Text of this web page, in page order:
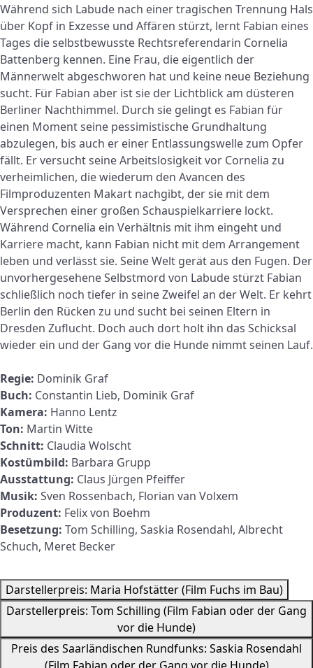
Während sich Labude nach einer tragischen Trennung Hals
über Kopf in Exzesse und Affären stürzt, lernt Fabian eines
Tages die selbstbewusste Rechtsreferendarin Cornelia
Battenberg kennen. Eine Frau, die eigentlich der
Männerwelt abgeschworen hat und keine neue Beziehung
sucht. Für Fabian aber ist sie der Lichtblick am düsteren
Berliner Nachthimmel. Durch sie gelingt es Fabian für
einen Moment seine pessimistische Grundhaltung
abzulegen, bis auch er einer Entlassungswelle zum Opfer
fällt. Er versucht seine Arbeitslosigkeit vor Cornelia zu
verheimlichen, die wiederum den Avancen des
Filmproduzenten Makart nachgibt, der sie mit dem
Versprechen einer großen Schauspielkarriere lockt.
Während Cornelia ein Verhältnis mit ihm eingeht und
Karriere macht, kann Fabian nicht mit dem Arrangement
leben und verlässt sie. Seine Welt gerät aus den Fugen. Der
unvorhergesehene Selbstmord von Labude stürzt Fabian
schließlich noch tiefer in seine Zweifel an der Welt. Er kehrt
Berlin den Rücken zu und sucht bei seinen Eltern in
Dresden Zuflucht. Doch auch dort holt ihn das Schicksal
wieder ein und der Gang vor die Hunde nimmt seinen Lauf.
Regie: Dominik Graf
Buch: Constantin Lieb, Dominik Graf
Kamera: Hanno Lentz
Ton: Martin Witte
Schnitt: Claudia Wolscht
Kostümbild: Barbara Grupp
Ausstattung: Claus Jürgen Pfeiffer
Musik: Sven Rossenbach, Florian van Volxem
Produzent: Felix von Boehm
Besetzung: Tom Schilling, Saskia Rosendahl, Albrecht
Schuch, Meret Becker
Darstellerpreis: Maria Hofstätter (Film Fuchs im Bau)
Darstellerpreis: Tom Schilling (Film Fabian oder der Gang
vor die Hunde)
Preis des Saarländischen Rundfunks: Saskia Rosendahl
(Film Fabian oder der Gang vor die Hunde)